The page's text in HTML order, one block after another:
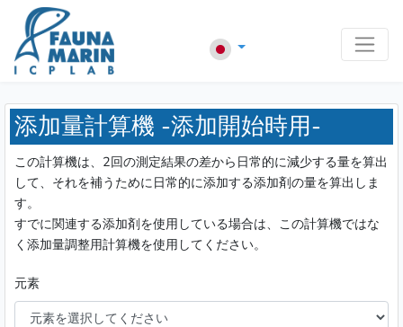
添加量計算機 -添加開始時用-
この計算機は、2回の測定結果の差から日常的に減少する量を算出
して、それを補うために日常的に添加する添加剤の量を算出しま
す。
すでに関連する添加剤を使用している場合は、この計算機ではな
く添加量調整用計算機を使用してください。
元素